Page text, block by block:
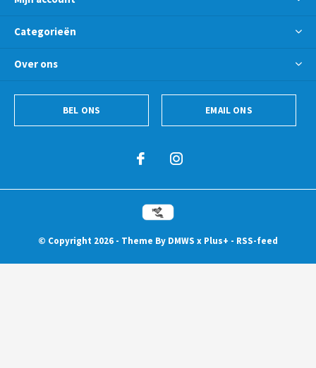
Categorieën
Over ons
BEL ONS EMAIL ONS
© Copyright 2026 - Theme By DMWS x Plus+ - RSS-feed